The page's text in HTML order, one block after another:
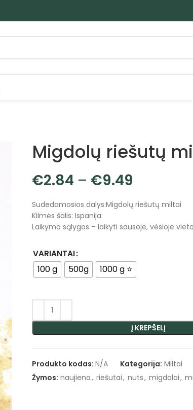
Migdolų riešutų
€2.84 – €9.49
Sudedamosios dalys:Migdolų riešutų miltai
Kilmės šalis: Ispanija
Laikymo sąlygos – laikyti sausoje, vėsioje
VARIANTAI
100 g 500g 1000 g ⭐
Į KREPŠELĮ
Produkto kodas: N/A Kategorija: Miltai
Žymos: naujiena, riešutai, nuts, migdolai,